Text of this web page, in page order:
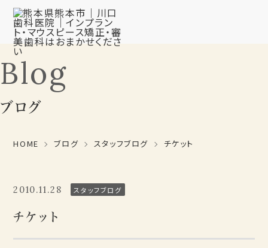
Blog
ブログ
HOME ブログ スタッフブログ チケット
2010.11.28 スタッフブログ
チケット